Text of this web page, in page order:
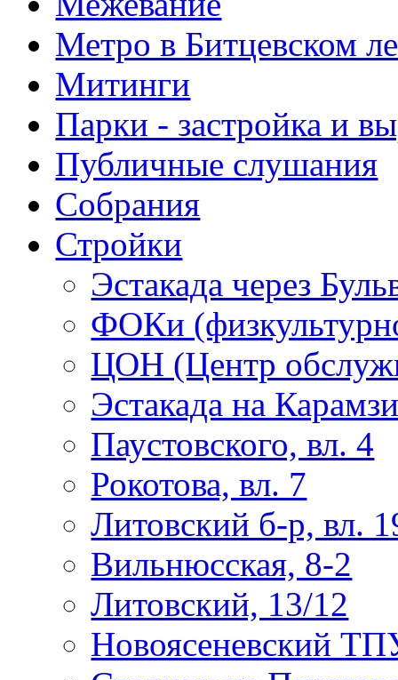
Метро в Битцевском
Митинги
Парки - застройка и
Публичные слушания
Собрания
Стройки
Эстакада через
ФОКи
ЦОН (Центр
Эстакада на
Паустовского, вл. 4
Рокотова, вл. 7
Литовский б-р, вл.
Вильнюсская, 8-2
Литовский, 13/12
Новоясеневский